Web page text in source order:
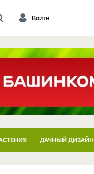
Войти
ДАЧНЫЙ ДИЗАЙН